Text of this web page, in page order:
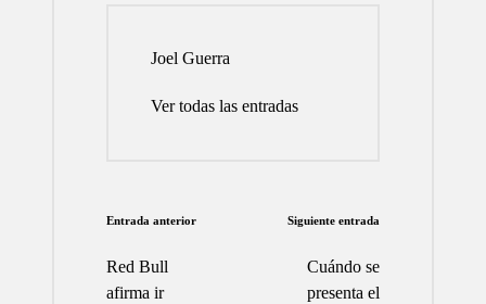
Joel Guerra
Ver todas las entradas
Navegación
de
entradas
Entrada anterior
Red Bull
afirma ir
Siguiente entrada
Cuándo se
presenta el